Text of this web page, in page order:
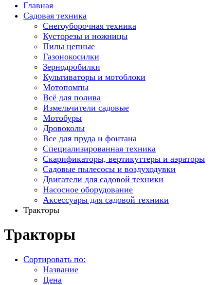
Главная
Садовая техника
Снегоуборочная техника
Кусторезы и ножницы
Пилы цепные
Газонокосилки
Зернодробилки
Культиваторы и мотоблоки
Мотопомпы
Всё для полива
Измельчители садовые
Мотобуры
Дровоколы
Все для пруда и фонтана
Специализированная техника
Скарификаторы, вертикуттеры и аэраторы
Садовые пылесосы и воздуходувки
Двигатели для садовой техники
Насосное оборудование
Аксессуары для садовой техники
Тракторы
Тракторы
Сортировать по:
Название
Цена